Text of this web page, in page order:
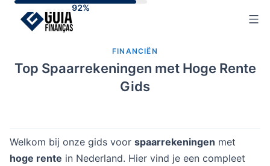
FINANCIËN
Top Spaarrekeningen met Hoge Rente
Gids
Welkom bij onze gids voor spaarrekeningen met
hoge rente in Nederland. Hier vind je een compleet